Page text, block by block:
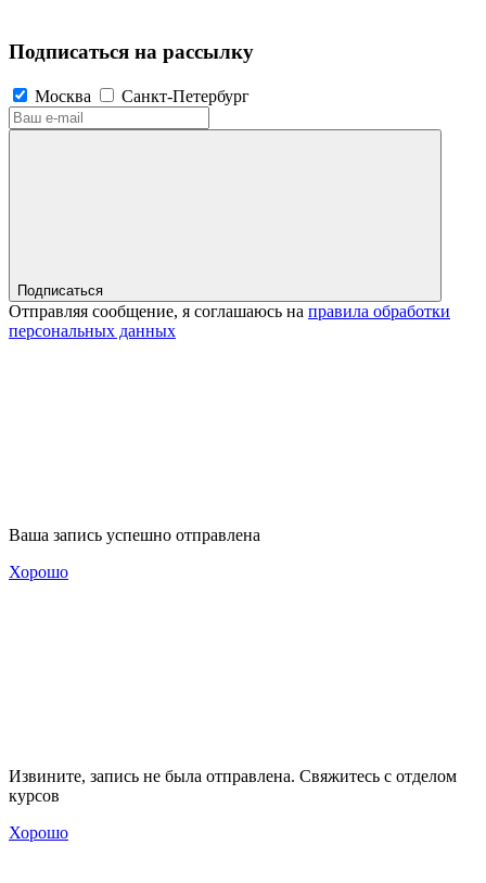
Подписаться на рассылку
Москва Санкт-Петербург
Подписаться
Отправляя сообщение, я соглашаюсь на правила обработки
персональных данных
Ваша запись успешно отправлена
Хорошо
Извините, запись не была отправлена. Свяжитесь с отделом
курсов
Хорошо